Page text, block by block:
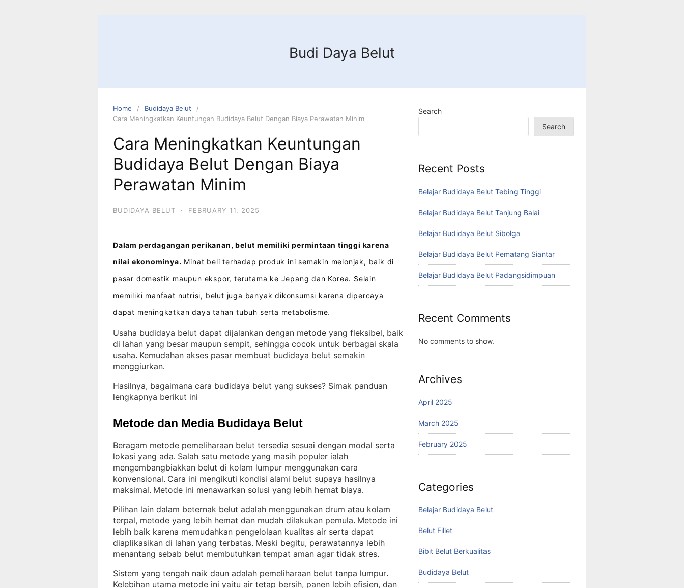
Budi Daya Belut
Home
Budidaya Belut
Cara Meningkatkan Keuntungan Budidaya Belut Dengan Biaya Perawatan Minim
Cara Meningkatkan Keuntungan
Budidaya Belut Dengan Biaya
Perawatan Minim
BUDIDAYA BELUT · FEBRUARY 11, 2025
Dalam perdagangan perikanan, belut memiliki permintaan tinggi karena
nilai ekonominya. Minat beli terhadap produk ini semakin melonjak, baik di
pasar domestik maupun ekspor, terutama ke Jepang dan Korea. Selain
memiliki manfaat nutrisi, belut juga banyak dikonsumsi karena dipercaya
dapat meningkatkan daya tahan tubuh serta metabolisme.
Usaha budidaya belut dapat dijalankan dengan metode yang fleksibel, baik
di lahan yang besar maupun sempit, sehingga cocok untuk berbagai skala
usaha. Kemudahan akses pasar membuat budidaya belut semakin
menggiurkan.
Hasilnya, bagaimana cara budidaya belut yang sukses? Simak panduan
lengkapnya berikut ini
Metode dan Media Budidaya Belut
Beragam metode pemeliharaan belut tersedia sesuai dengan modal serta
lokasi yang ada. Salah satu metode yang masih populer ialah
mengembangbiakkan belut di kolam lumpur menggunakan cara
konvensional. Cara ini mengikuti kondisi alami belut supaya hasilnya
maksimal. Metode ini menawarkan solusi yang lebih hemat biaya.
Pilihan lain dalam beternak belut adalah menggunakan drum atau kolam
terpal, metode yang lebih hemat dan mudah dilakukan pemula. Metode ini
lebih baik karena memudahkan pengelolaan kualitas air serta dapat
diaplikasikan di lahan yang terbatas. Meski begitu, perawatannya lebih
menantang sebab belut membutuhkan tempat aman agar tidak stres.
Sistem yang tengah naik daun adalah pemeliharaan belut tanpa lumpur
Kelebihan utama metode ini yaitu air tetap bersih, panen lebih efisien, dan
Search
Search
Recent Posts
Belajar Budidaya Belut Tebing Tinggi
Belajar Budidaya Belut Tanjung Balai
Belajar Budidaya Belut Sibolga
Belajar Budidaya Belut Pematang Siantar
Belajar Budidaya Belut Padangsidimpuan
Recent Comments
No comments to show.
Archives
April 2025
March 2025
February 2025
Categories
Belajar Budidaya Belut
Belut Fillet
Bibit Belut Berkualitas
Budidaya Belut